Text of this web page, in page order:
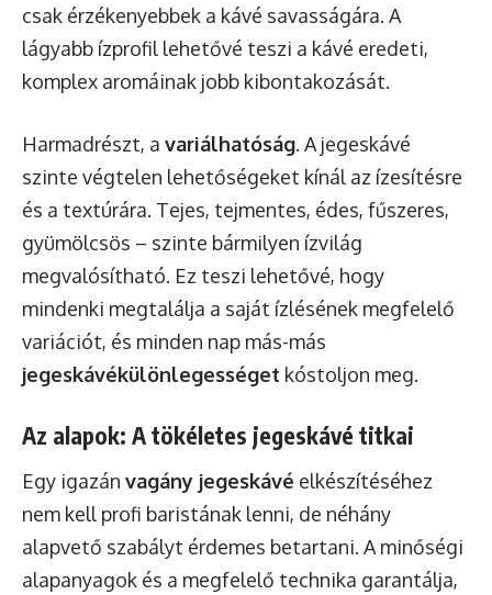
csak érzékenyebbek a kávé savasságára. A
lágyabb ízprofil lehetővé teszi a kávé eredeti,
komplex aromáinak jobb kibontakozását.
Harmadrészt, a variálhatóság. A jegeskávé
szinte végtelen lehetőségeket kínál az ízesítésre
és a textúrára. Tejes, tejmentes, édes, fűszeres,
gyümölcsös – szinte bármilyen ízvilág
megvalósítható. Ez teszi lehetővé, hogy
mindenki megtalálja a saját ízlésének megfelelő
variációt, és minden nap más-más
jegeskávékülönlegességet kóstoljon meg.
Az alapok: A tökéletes jegeskávé titkai
Egy igazán vagány jegeskávé elkészítéséhez
nem kell profi baristának lenni, de néhány
alapvető szabályt érdemes betartani. A minőségi
alapanyagok és a megfelelő technika garantálja,